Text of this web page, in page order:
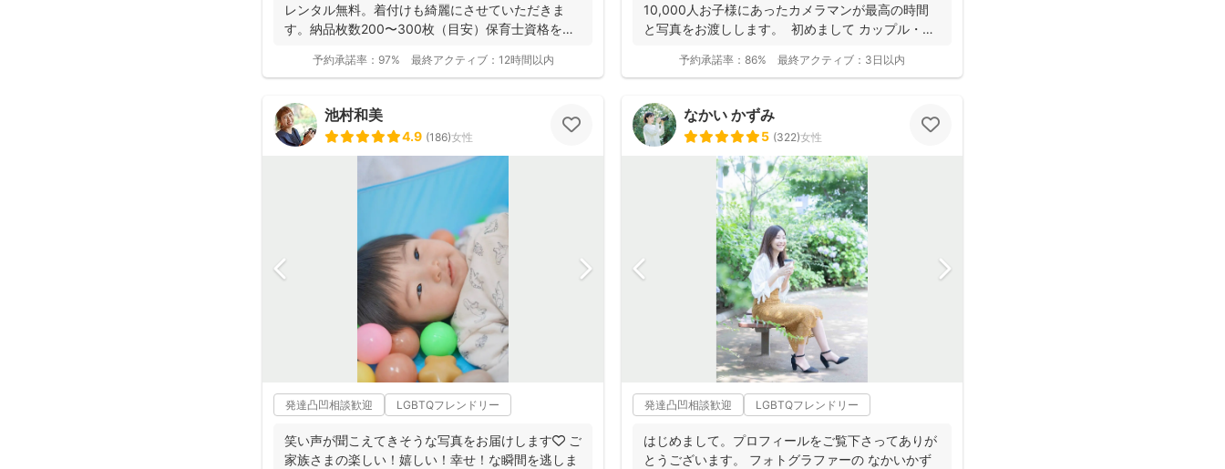
レンタル無料。着付けも綺麗にさせていただきま
す。納品枚数200〜300枚（目安）保育士資格を持
予約承諾率： 97% 最終アクティブ： 12時間以内
10,000人お子様にあったカメラマンが最高の時間
と写真をお渡しします。 初めまして カップル・
予約承諾率： 86% 最終アクティブ： 3日以内
池村和美
4.9 (186)女性
発達凸凹相談歓迎 LGBTQフレンドリー
笑い声が聞こえてきそうな写真をお届けします🧡 ご
家族さまの楽しい！嬉しい！幸せ！な瞬間を逃しま
なかい かずみ
5 (322)女性
発達凸凹相談歓迎 LGBTQフレンドリー
はじめまして。プロフィールをご覧下さってありが
とうございます。 フォトグラファーの なかいかず